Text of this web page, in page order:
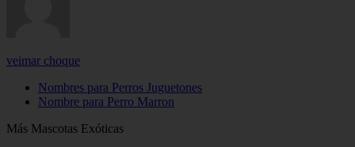
veimar choque
Nombres para Perros Juguetones
Nombre para Perro Marron
Más Mascotas Exóticas